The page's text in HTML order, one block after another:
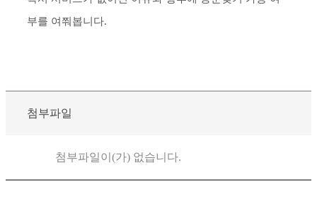
부를 여쭤봅니다.
첨부파일
첨부파일이(가) 없습니다.